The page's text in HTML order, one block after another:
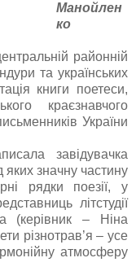
Манойлен
ко
районній
та українських
книги поетеси,
краєзнавчого
України
завідувачка
значну частину
рядки поезії, у
літстудії
(керівник – Ніна
різнотрав’я – усе
атмосферу